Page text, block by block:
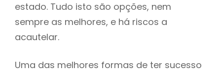
estado. Tudo isto são opções, nem
sempre as melhores, e há riscos a
acautelar.
Uma das melhores formas de ter sucesso